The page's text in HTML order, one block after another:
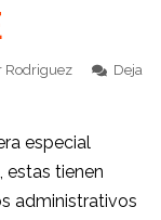
Rodriguez
Deja
especial
estas tienen
administrativos